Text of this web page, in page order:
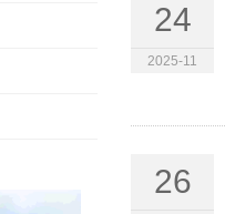
24
2025-11
26